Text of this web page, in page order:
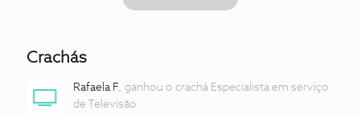
Crachás
Rafaela F.
ganhou o crachá Especialista em serviço
de Televisão